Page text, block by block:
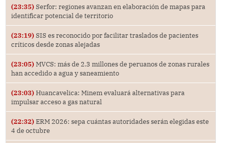
(23:35) Serfor: regiones avanzan en elaboración de mapas para
identificar potencial de territorio
(23:19) SIS es reconocido por facilitar traslados de pacientes
críticos desde zonas alejadas
(23:05) MVCS: más de 2.3 millones de peruanos de zonas rurales
han accedido a agua y saneamiento
(23:03) Huancavelica: Minem evaluará alternativas para
impulsar acceso a gas natural
(22:32) ERM 2026: sepa cuántas autoridades serán elegidas este
4 de octubre